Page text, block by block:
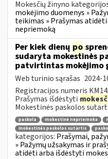
Mokesčių žinyno
mokėjimo duomenys »
teikimas » Prašymas
nepriemoką
Per kiek dienų po
sudaryta mokestinės
patvirtintas mokėjimo
Web turinio sąrašas 2024-
Registracijos numeris
Prašymas išdėstyti
Mokestinės paskolos
paskola mokestinė nepriemoka
mokestinės paskolos sutartis
kategorijos: Prašymai,
» Pažymų užsakymas ir
atidėti arba išdėstyti